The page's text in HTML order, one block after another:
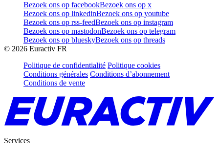
Bezoek ons op facebookBezoek ons op x
Bezoek ons op linkedinBezoek ons op youtube
Bezoek ons op rss-feedBezoek ons op instagram
Bezoek ons op mastodonBezoek ons op telegram
Bezoek ons op blueskyBezoek ons op threads
© 2026 Euractiv FR
Politique de confidentialité Politique cookies
Conditions générales Conditions d’abonnement
Conditions de vente
Services